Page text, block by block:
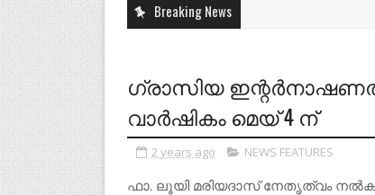
Breaking News
ഗ്രാസിയ
വാർഷികം മെയ് 4 ന്
2 years ago NEWS FEATURES
ഫാ. ലൂയി മരിയദാസ് നേതൃത്വം